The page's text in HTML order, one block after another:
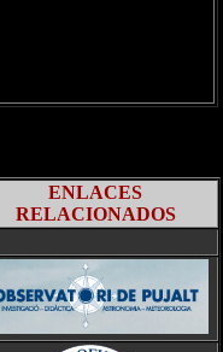
ENLACES
RELACIONADOS